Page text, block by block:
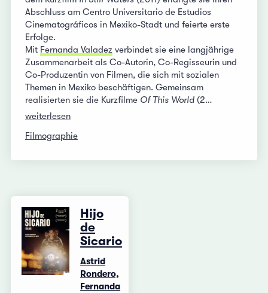
Abschluss am Centro Universitario de Estudios
Cinematográficos in Mexiko-Stadt und feierte erste
Erfolge.
Mit Fernanda Valadez verbindet sie eine langjährige
Zusammenarbeit als Co-Autorin, Co-Regisseurin und
Co-Produzentin von Filmen, die sich mit sozialen
Themen in Mexiko beschäftigen. Gemeinsam
realisierten sie die Kurzfilme Of This World (2…
weiterlesen
Filmographie
Hijo
de
Sicario
Astrid
Rondero,
Fernanda